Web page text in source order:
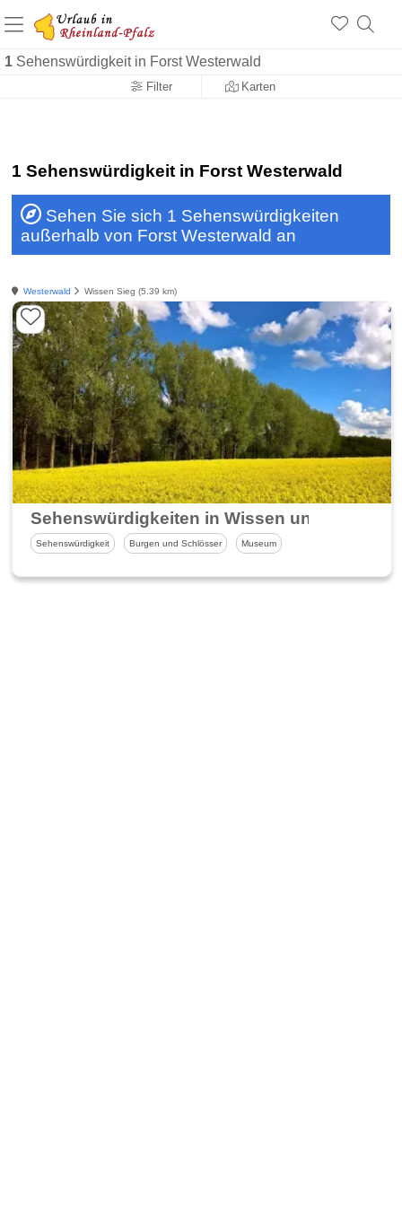
1 Sehenswürdigkeit in Forst Westerwald
Filter Karten
+1.500 Unterkünfte in Rheinland-Pfalz
+1.000 Sehenswürdigkeiten
1 Sehenswürdigkeit in Forst Westerwald
Sehen Sie sich 1 Sehenswürdigkeiten
außerhalb von Forst Westerwald an
Westerwald Wissen Sieg (5.39 km)
Sehenswürdigkeiten in Wissen und
Sehenswürdigkeit Burgen und Schlösser Museum